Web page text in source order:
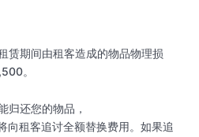
期间由租客造成的物品物理损
。
还您的物品，
租客追讨全额替换费用。如果追